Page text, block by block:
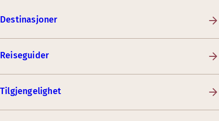
Destinasjoner
Reiseguider
Tilgjengelighet